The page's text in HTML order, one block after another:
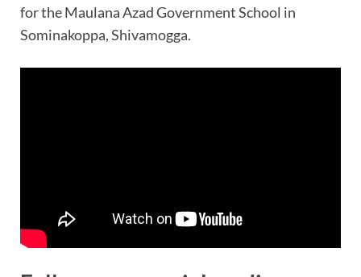
for the Maulana Azad Government School in
Sominakoppa, Shivamogga.